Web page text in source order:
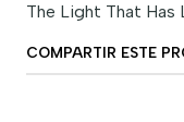
The Light That
COMPARTIR ESTE